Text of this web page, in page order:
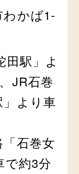
わかば1-
田駅」よ
JR石巻
より車
石巻女
で約3分